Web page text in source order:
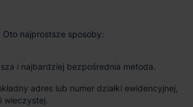
i najbardziej bezpośrednia metoda.
adres lub numer działki ewidencyjnej,
wieczystej.